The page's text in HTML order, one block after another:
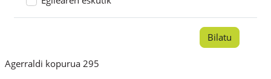
Agerraldi kopurua 295